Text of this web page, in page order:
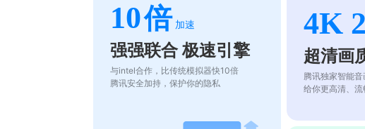
10倍 加速
强强联合 极速引擎
与intel合作，比传统模拟器快10倍
腾讯安全加持，保护你的隐私
4K
超清画
腾讯独家智能
给你更高清、